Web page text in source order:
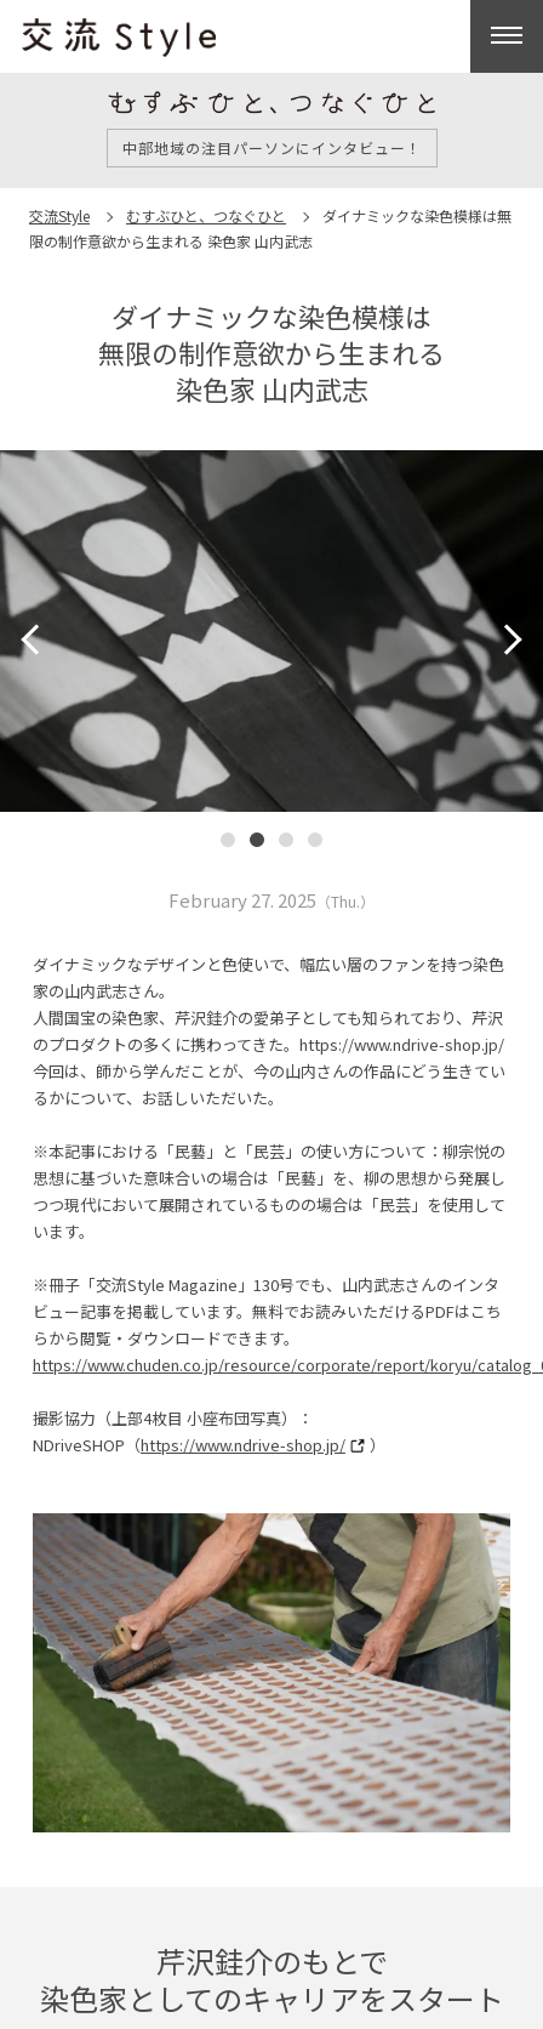
中部地域の注目パーソンにインタビュー！
交流Style むすぶひと、つなぐひと ダイナミックな染色模様は無
限の制作意欲から生まれる 染色家 山内武志
ダイナミックな染色模様は
無限の制作意欲から生まれる
染色家 山内武志
February 27. 2025 （Thu.）
ダイナミックなデザインと色使いで、幅広い層のファンを持つ染色
家の山内武志さん。
人間国宝の染色家、芹沢銈介の愛弟子としても知られており、芹沢
のプロダクトの多くに携わってきた。https://www.ndrive-shop.jp/
今回は、師から学んだことが、今の山内さんの作品にどう生きてい
るかについて、お話しいただいた。
※本記事における「民藝」と「民芸」の使い方について：柳宗悦の
思想に基づいた意味合いの場合は「民藝」を、柳の思想から発展し
つつ現代において展開されているものの場合は「民芸」を使用して
います。
※冊子「交流Style Magazine」130号でも、山内武志さんのインタ
ビュー記事を掲載しています。無料でお読みいただけるPDFはこち
らから閲覧・ダウンロードできます。
https://www.chuden.co.jp/resource/corporate/report/koryu/
撮影協力（上部4枚目 小座布団写真）：
NDriveSHOP（https://www.ndrive-shop.jp/ ）
芹沢銈介のもとで
染色家としてのキャリアをスタート